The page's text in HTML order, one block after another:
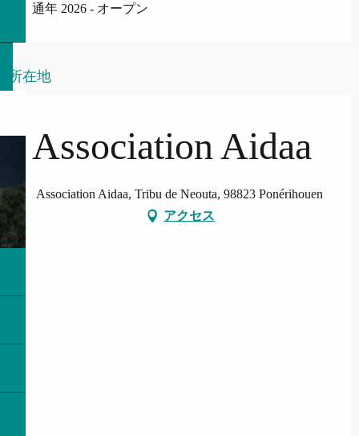
通年 2026 - オープン
所在地
Association Aidaa
Association Aidaa, Tribu de Neouta, 98823 Ponérihouen
アクセス